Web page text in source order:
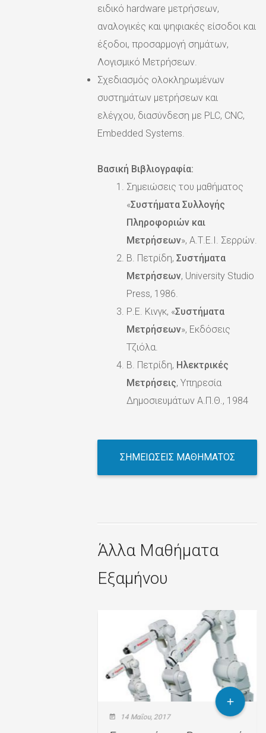
ειδικό hardware μετρήσεων,
αναλογικές και ψηφιακές είσοδοι και
έξοδοι, προσαρμογή σημάτων,
Λογισμικό Μετρήσεων.
Σχεδιασμός ολοκληρωμένων
συστημάτων μετρήσεων και
ελέγχου, διασύνδεση με PLC, CNC,
Embedded Systems.
Βασική Βιβλιογραφία:
Σημειώσεις του μαθήματος
«Συστήματα Συλλογής
Πληροφοριών και
Μετρήσεων», Α.Τ.Ε.Ι. Σερρών.
Β. Πετρίδη, Συστήματα
Μετρήσεων, University Studio
Press, 1986.
Ρ.Ε. Κινγκ, «Συστήματα
Μετρήσεων», Εκδόσεις
Τζιόλα.
Β. Πετρίδη, Ηλεκτρικές
Μετρήσεις, Υπηρεσία
Δημοσιευμάτων Α.Π.Θ., 1984
ΣΗΜΕΙΩΣΕΙΣ ΜΑΘΗΜΑΤΟΣ
Άλλα Μαθήματα
Εξαμήνου
14 Μαΐου, 2017